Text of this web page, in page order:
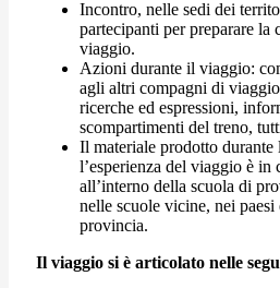
Incontro, nelle sedi dei
partecipanti per preparare la
viaggio.
Azioni durante il viaggio:
agli altri compagni di
ricerche ed espressioni,
scompartimenti del treno,
Il materiale prodotto durante
l’esperienza del viaggio è in
all’interno della scuola di
nelle scuole vicine, nei paesi
provincia.
Il viaggio si è articolato nelle